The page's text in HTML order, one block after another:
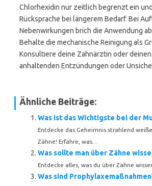
Chlorhexidin nur zeitlich begrenzt ein
Rücksprache bei längerem Bedarf. Bei
Nebenwirkungen brich die Anwendung
Behalte die mechanische Reinigung als
Konsultiere deine Zahnärztin oder
anhaltenden Entzündungen oder
Ähnliche Beiträge:
Was ist das Wichtigste bei der
Entdecke das Geheimnis strahlend
Zähne! Erfahre, was...
Was sollte man über Zähne
Entdecke alles, was du über Zähne
Was sind